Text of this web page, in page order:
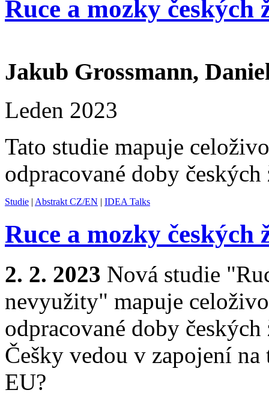
Ruce a mozky českých
Jakub Grossmann,
Leden 2023
Tato studie mapuje
odpracované doby
Studie | Abstrakt CZ/EN | IDEA Talks
Ruce a mozky českých
2. 2. 2023 Nová studie
nevyužity" mapuje
odpracované doby
Češky vedou v zapojení
EU?